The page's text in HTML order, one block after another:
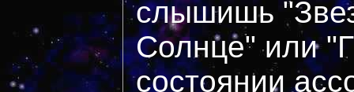
слышишь
Солнце" или
состоянии